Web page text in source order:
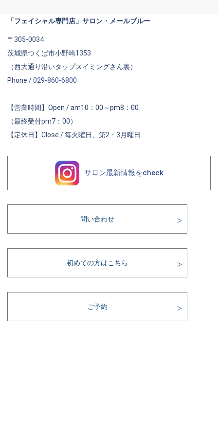
「フェイシャル専門店」サロン・メールブルー
〒305-0034
茨城県つくば市小野崎1353
（西大通り沿いタップスイミングさん裏）
Phone /029-860-6800
【営業時間】Open / am10：00～pm8：00
（最終受付pm7：00）
【定休日】Close / 毎火曜日、第2・3月曜日
サロン最新情報をcheck
問い合わせ
初めての方はこちら
ご予約